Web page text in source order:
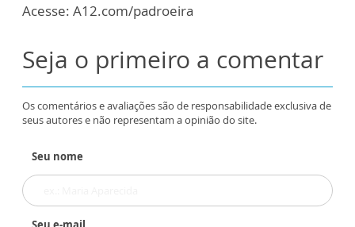
Acesse: A12.com/padroeira
Seja o primeiro a comentar
Os comentários e avaliações são de responsabilidade exclusiva de
seus autores e não representam a opinião do site.
Seu nome